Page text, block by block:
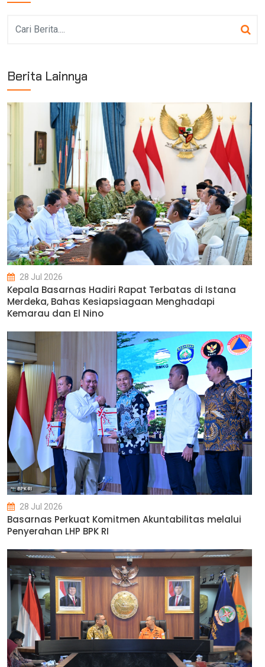
Berita Lainnya
28 Jul 2026
Kepala Basarnas Hadiri Rapat Terbatas di Istana
Merdeka, Bahas Kesiapsiagaan Menghadapi
Kemarau dan El Nino
28 Jul 2026
Basarnas Perkuat Komitmen Akuntabilitas melalui
Penyerahan LHP BPK RI